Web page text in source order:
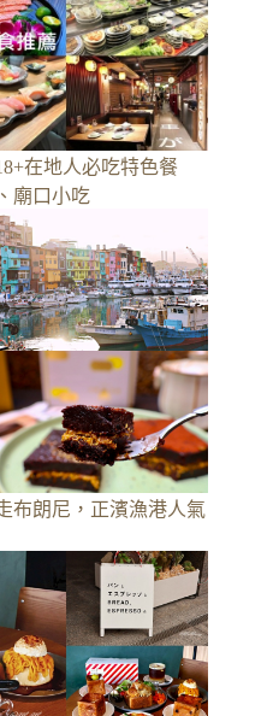
在地人必吃特色餐
廟口小吃
布朗尼，正濱漁港人氣